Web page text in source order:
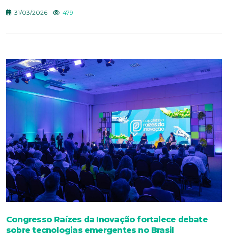
31/03/2026 479
Congresso Raízes da Inovação fortalece debate
sobre tecnologias emergentes no Brasil